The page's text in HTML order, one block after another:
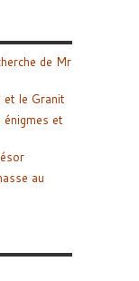
de Mr
et le Granit
et
au